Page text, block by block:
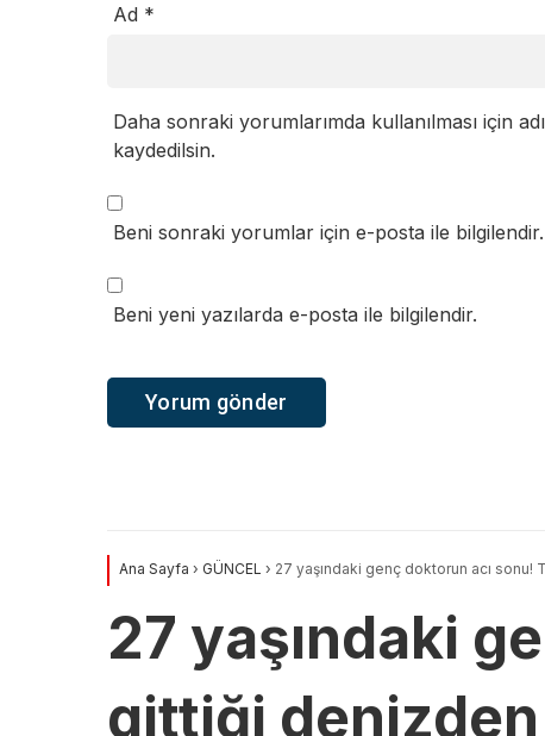
Ad *
Daha sonraki yorumlarımda kullanılması için
kaydedilsin.
Beni sonraki yorumlar için e-posta ile bilgilendir.
Beni yeni yazılarda e-posta ile bilgilendir.
Ana Sayfa › GÜNCEL › 27 yaşındaki genç doktorun acı sonu!
27 yaşındaki
gittiği denizden